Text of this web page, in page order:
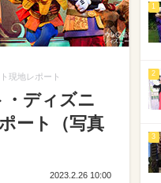
現地レポート
・ディズニ
ート（写真
2023.2.26 10:00
1
2
3